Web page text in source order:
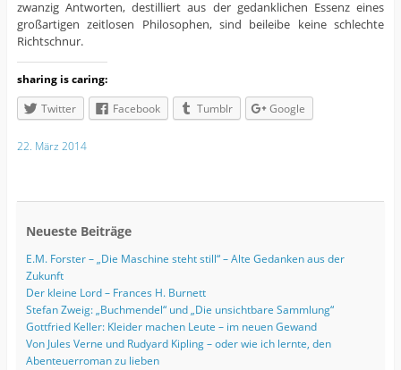
zwanzig Antworten, destilliert aus der gedanklichen Essenz eines
großartigen zeitlosen Philosophen, sind beileibe keine schlechte
Richtschnur.
sharing is caring:
Twitter
Facebook Tumblr Google
22. März 2014
Neueste Beiträge
E.M. Forster – „Die Maschine steht still“ – Alte Gedanken aus der
Zukunft
Der kleine Lord – Frances H. Burnett
Stefan Zweig: „Buchmendel“ und „Die unsichtbare Sammlung“
Gottfried Keller: Kleider machen Leute – im neuen Gewand
Von Jules Verne und Rudyard Kipling – oder wie ich lernte, den
Abenteuerroman zu lieben